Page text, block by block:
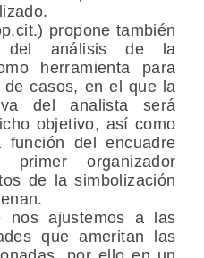
propone también
del análisis de la
herramienta para
casos, en el que la
del analista será
objetivo, así como
función del encuadre
organizador
de la simbolización
nos ajustemos a las
que ameritan las